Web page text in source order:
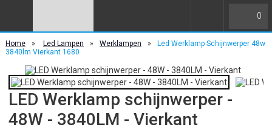
0
Home » Led Lampen » Werklampen »
Led Werklamp Schijnwerper 48w
3840lm Vierkant 1680
LED Werklamp schijnwerper -
48W - 3840LM - Vierkant